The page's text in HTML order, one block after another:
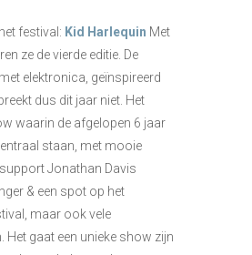
festival: Kid Harlequin Met
ze de vierde editie. De
elektronica, geïnspireerd
dus dit jaar niet. Het
waarin de afgelopen 6 jaar
staan, met mooie
Jonathan Davis
& een spot op het
maar ook vele
Het gaat een unieke show zijn